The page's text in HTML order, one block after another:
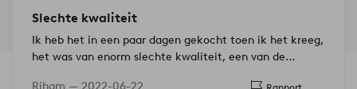
Slechte kwaliteit
Ik heb het in een paar dagen gekocht toen ik het kreeg,
het was van enorm slechte kwaliteit, een van de